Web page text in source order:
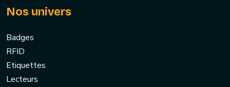
Nos univers
Badges
RFID
Etiquettes
Lecteurs